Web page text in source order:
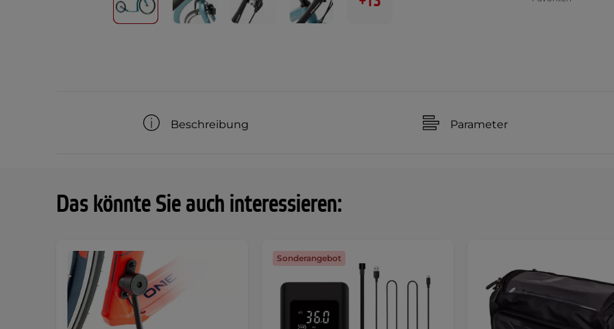
Beschreibung Parameter
Das könnte Sie auch interessieren:
Sonderangebot